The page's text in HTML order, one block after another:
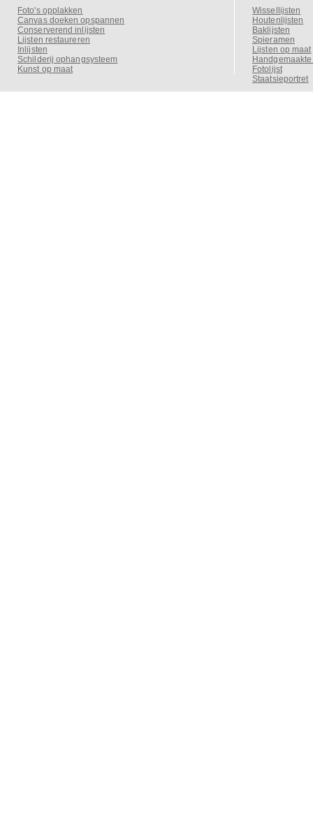
Foto's opplakken
Canvas doeken opspannen
Conserverend inlijsten
Lijsten restaureren
Inlijsten
Schilderij ophangsysteem
Kunst op maat
Wissellijsten
Houtenlijsten
Baklijsten
Spieramen
Lijsten op maat
Fotolijst
Staatsieportret